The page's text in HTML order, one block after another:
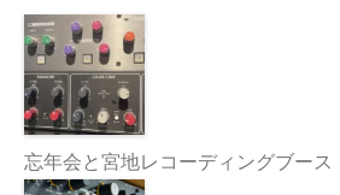
忘年会と宮地レコーディングブース